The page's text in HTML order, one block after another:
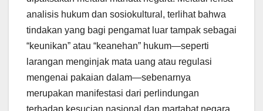
analisis hukum dan sosiokultural, terlihat bahwa
tindakan yang bagi pengamat luar tampak sebagai
“keunikan” atau “keanehan” hukum—seperti
larangan menginjak mata uang atau regulasi
mengenai pakaian dalam—sebenarnya
merupakan manifestasi dari perlindungan